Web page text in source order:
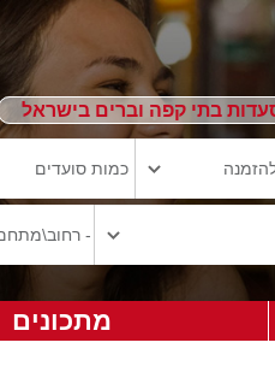
בתי קפה וברים בישראל
מתכונים